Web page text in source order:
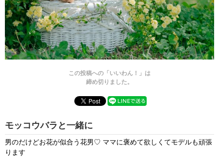
この投稿への「いいわん！」は
締め切りました。
モッコウバラと一緒に
男のだけどお花が似合う花男♡ ママに褒めて欲しくてモデルも頑張
ります